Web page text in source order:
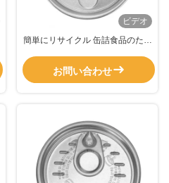
ビデオ
簡単にリサイクル 缶詰食品のため
お問い合わせ